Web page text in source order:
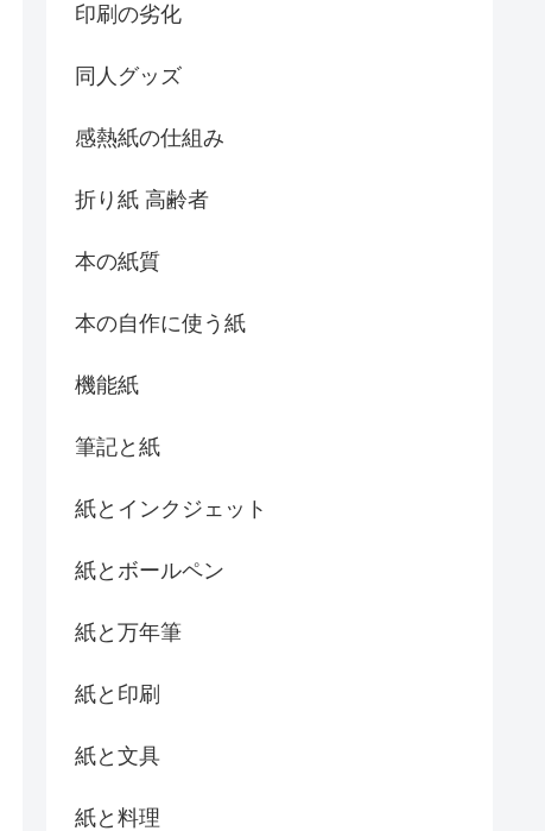
印刷の劣化
同人グッズ
感熱紙の仕組み
折り紙 高齢者
本の紙質
本の自作に使う紙
機能紙
筆記と紙
紙とインクジェット
紙とボールペン
紙と万年筆
紙と印刷
紙と文具
紙と料理